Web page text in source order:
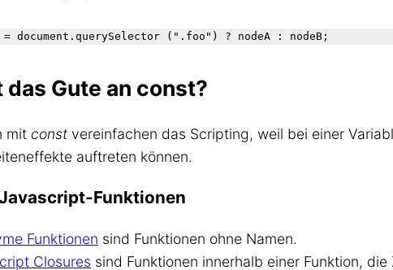
das Gute an const?
mit const vereinfachen das Scripting, weil bei einer
auftreten können.
Funktionen
Funktionen sind Funktionen ohne Namen.
Closures sind Funktionen innerhalb einer Funktion,